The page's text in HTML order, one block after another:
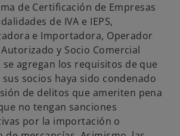
de Certificación de Empresas
de IVA e IEPS,
e Importadora, Operador
y Socio Comercial
se agregan los requisitos de que
socios haya sido condenado
de delitos que ameriten pena
no tengan sanciones
por la importación o